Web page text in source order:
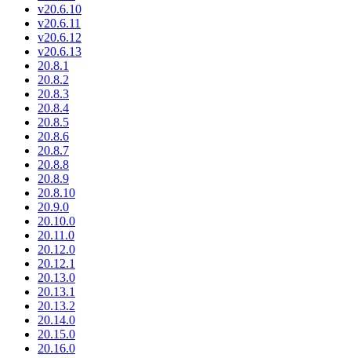
v20.6.10
v20.6.11
v20.6.12
v20.6.13
20.8.1
20.8.2
20.8.3
20.8.4
20.8.5
20.8.6
20.8.7
20.8.8
20.8.9
20.8.10
20.9.0
20.10.0
20.11.0
20.12.0
20.12.1
20.13.0
20.13.1
20.13.2
20.14.0
20.15.0
20.16.0